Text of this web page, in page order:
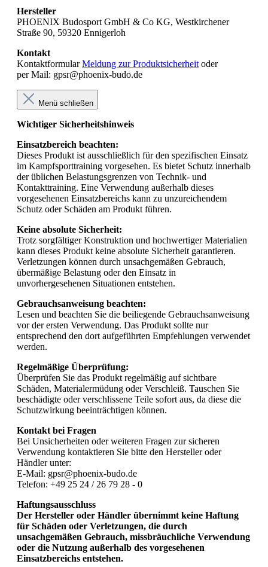
Hersteller
PHOENIX Budosport GmbH & Co KG, Westkirchener
Straße 90, 59320 Ennigerloh
Kontakt
KontaktformularMeldung zur Produktsicherheit oder
per Mail: gpsr@phoenix-budo.de
Menü schließen
Wichtiger Sicherheitshinweis
Einsatzbereich beachten:
Dieses Produkt ist ausschließlich für den spezifischen Einsatz
im Kampfsporttraining vorgesehen. Es bietet Schutz innerhalb
der üblichen Belastungsgrenzen von Technik- und
Kontakttraining. Eine Verwendung außerhalb dieses
vorgesehenen Einsatzbereichs kann zu unzureichendem
Schutz oder Schäden am Produkt führen.
Keine absolute Sicherheit:
Trotz sorgfältiger Konstruktion und hochwertiger Materialien
kann dieses Produkt keine absolute Sicherheit garantieren.
Verletzungen können durch unsachgemäßen Gebrauch,
übermäßige Belastung oder den Einsatz in
unvorhergesehenen Situationen entstehen.
Gebrauchsanweisung beachten:
Lesen und beachten Sie die beiliegende Gebrauchsanweisung
vor der ersten Verwendung. Das Produkt sollte nur
entsprechend den dort aufgeführten Empfehlungen verwendet
werden.
Regelmäßige Überprüfung:
Überprüfen Sie das Produkt regelmäßig auf sichtbare
Schäden, Materialermüdung oder Verschleiß. Tauschen Sie
beschädigte oder verschlissene Teile sofort aus, da diese die
Schutzwirkung beeinträchtigen können.
Kontakt bei Fragen
Bei Unsicherheiten oder weiteren Fragen zur sicheren
Verwendung kontaktieren Sie bitte den Hersteller oder
Händler unter:
E-Mail: gpsr@phoenix-budo.de
Telefon: +49 25 24 / 26 79 28 - 0
Haftungsausschluss
Der Hersteller oder Händler übernimmt keine Haftung
für Schäden oder Verletzungen, die durch
unsachgemäßen Gebrauch, missbräuchliche Verwendung
oder die Nutzung außerhalb des vorgesehenen
Einsatzbereichs entstehen.